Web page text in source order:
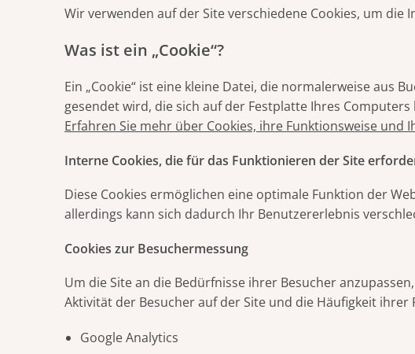
Wir verwenden auf der Site verschiedene Cookies, um
Was ist ein „Cookie“?
Ein „Cookie“ ist eine kleine Datei, die normalerweise aus
gesendet wird, die sich auf der Festplatte Ihres Computers
Erfahren Sie mehr über Cookies, ihre Funktionsweise und
Interne Cookies, die für das Funktionieren der Site
Diese Cookies ermöglichen eine optimale Funktion der
allerdings kann sich dadurch Ihr Benutzererlebnis
Cookies zur Besuchermessung
Um die Site an die Bedürfnisse ihrer Besucher
Aktivität der Besucher auf der Site und die Häufigkeit ihrer
Google Analytics